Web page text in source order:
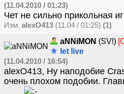
(11.04.2010 / 01:23)
Чет не сильно прикольная
Изм. alexO413 (11.04 / 01:25) (1)
aNNiMON (SV!)
let live
(11.04.2010 / 16:54)
alexO413, Ну наподобие
очень плохом подобии.